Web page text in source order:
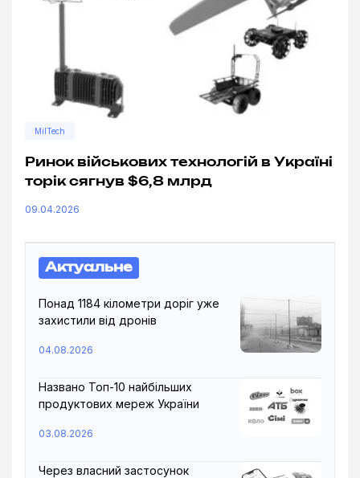
MilTech
Ринок військових технологій в Україні
торік сягнув $6,8 млрд
09.04.2026
Актуальне
Понад 1184 кілометри доріг уже
захистили від дронів
04.08.2026
Названо Топ-10 найбільших
продуктових мереж України
03.08.2026
Через власний застосунок